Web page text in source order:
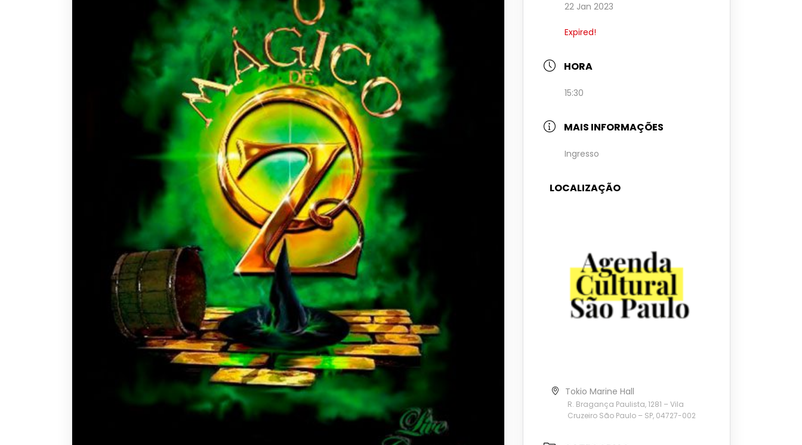
22 Jan 2023
Expired!
HORA
15:30
MAIS INFORMAÇÕES
Ingresso
LOCALIZAÇÃO
Tokio Marine Hall
R. Bragança Paulista, 1281 – Vila
Cruzeiro São Paulo – SP, 04727-002